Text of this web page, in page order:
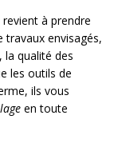
revient à prendre
travaux envisagés,
la qualité des
les outils de
ils vous
en toute